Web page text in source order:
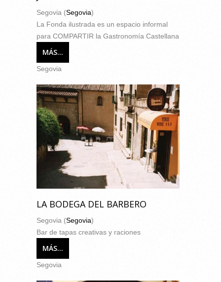
Segovia (Segovia)
La Fonda ilustrada es un espacio informal
para COMPARTIR la Gastronomía Castellana
MÁS...
Segovia
LA BODEGA DEL BARBERO
Segovia (Segovia)
Bar de tapas creativas y raciones
MÁS...
Segovia